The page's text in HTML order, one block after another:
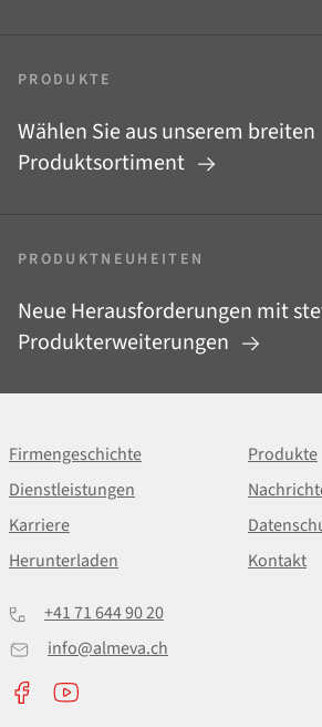
PRODUKTE
Wählen Sie aus unserem breiten
Produktsortiment
PRODUKTNEUHEITEN
Neue Herausforderungen mit
Produkterweiterungen
Firmengeschichte
Produkte
Dienstleistungen
Karriere
Herunterladen
Kontakt
+41 71 644 90 20
info@almeva.ch